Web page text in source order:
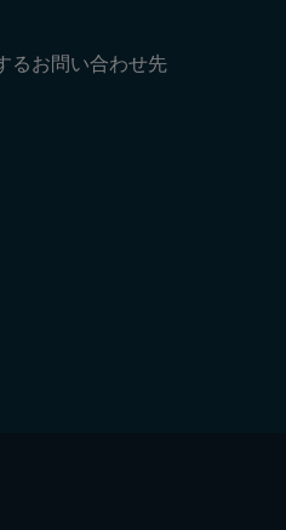
るお問い合わせ先